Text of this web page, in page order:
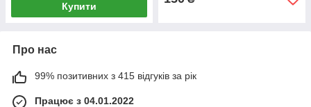
Купити
Про нас
99% позитивних з 415 відгуків за рік
Працює з 04.01.2022